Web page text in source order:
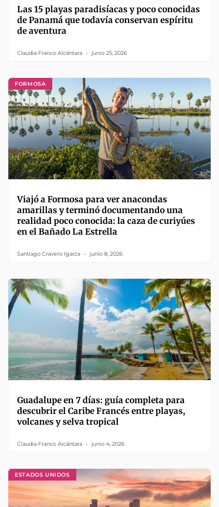
Las 15 playas paradisíacas y poco conocidas
de Panamá que todavía conservan espíritu
de aventura
Claudia Franco Alcántara junio 25, 2026
FORMOSA
Viajó a Formosa para ver anacondas
amarillas y terminó documentando una
realidad poco conocida: la caza de curiyúes
en el Bañado La Estrella
Santiago Cravero Igarza junio 8, 2026
Guadalupe en 7 días: guía completa para
descubrir el Caribe Francés entre playas,
volcanes y selva tropical
Claudia Franco Alcántara junio 4, 2026
ESTADOS UNIDOS